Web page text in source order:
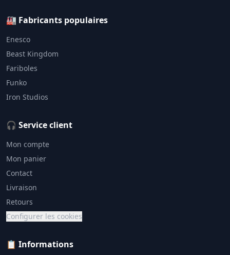
🏭 Fabricants populaires
Enesco
Beast Kingdom
Fariboles
Funko
Iron Studios
🎧 Service client
Mon compte
Mon panier
Contact
Livraison
Retours
Configurer les cookies
📋 Informations